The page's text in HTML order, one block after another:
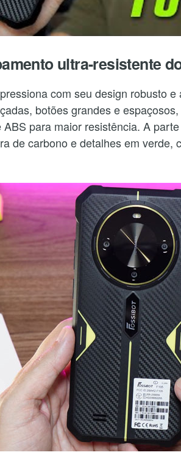
ultra-resistente
com seu design robusto
botões grandes e
para maior resistência. A
de carbono e detalhes em verde,